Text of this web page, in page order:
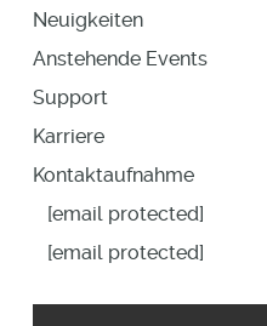
Neuigkeiten
Anstehende Events
Support
Karriere
Kontaktaufnahme
[email protected]
[email protected]